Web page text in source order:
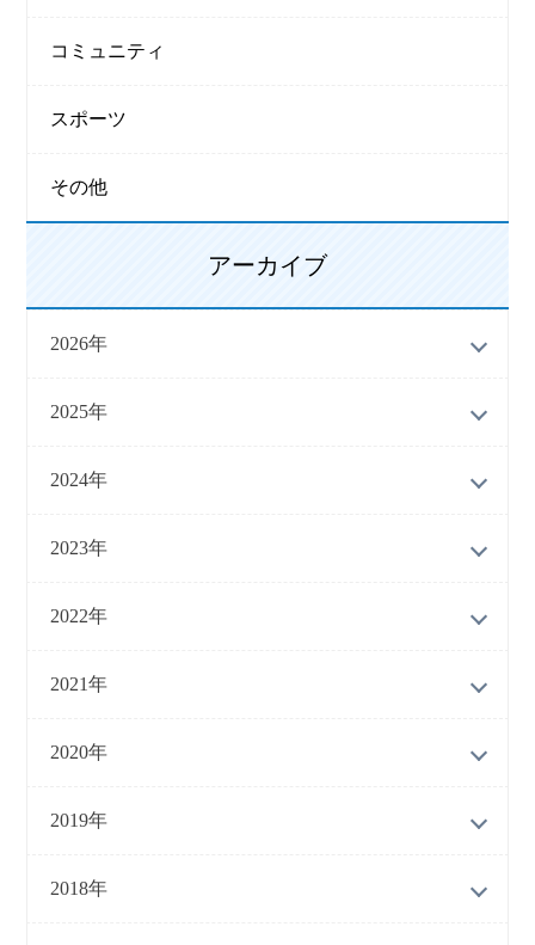
コミュニティ
スポーツ
その他
アーカイブ
2026年
2025年
2024年
2023年
2022年
2021年
2020年
2019年
2018年